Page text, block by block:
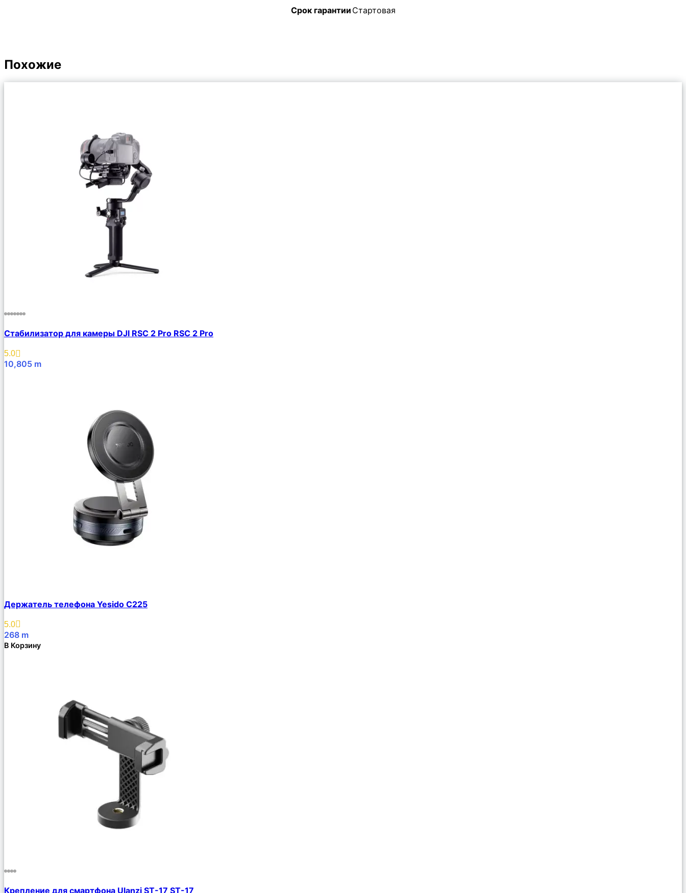
Срок гарантии Стартовая
Похожие
Cтабилизатор для камеры DJI RSC 2 Pro RSC 2 Pro
5.0
10,805 m
Держатель телефона Yesido C225
5.0
268 m
В Корзину
Крепление для смартфона Ulanzi ST-17 ST-17